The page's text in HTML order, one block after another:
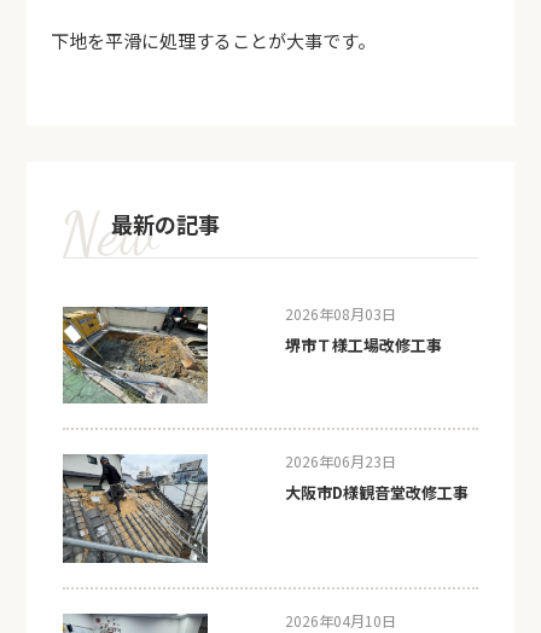
下地を平滑に処理することが大事です。
最新の記事
2026年08月03日
堺市Ｔ様工場改修工事
2026年06月23日
大阪市D様観音堂改修工事
2026年04月10日